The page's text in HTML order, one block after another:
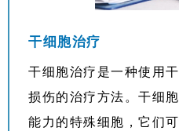
干细胞治疗
干细胞治疗是一种使用
损伤的治疗方法。干细
能力的特殊细胞，它们